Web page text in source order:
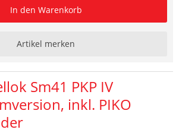
In den Warenkorb
Artikel merken
Sm41 PKP IV
inkl. PIKO